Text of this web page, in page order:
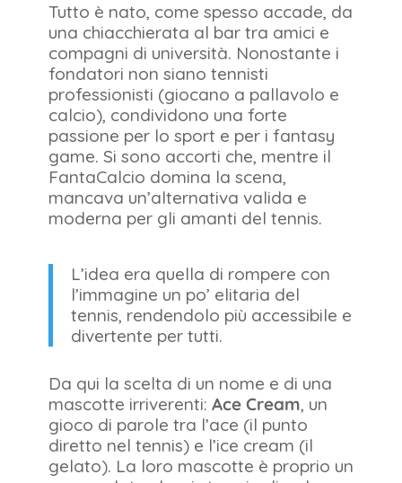
Tutto è nato, come spesso accade, da
una chiacchierata al bar tra amici e
compagni di università. Nonostante i
fondatori non siano tennisti
professionisti (giocano a pallavolo e
calcio), condividono una forte
passione per lo sport e per i fantasy
game. Si sono accorti che, mentre il
FantaCalcio domina la scena,
mancava un’alternativa valida e
moderna per gli amanti del tennis.
L’idea era quella di rompere con
l’immagine un po’ elitaria del
tennis, rendendolo più accessibile e
divertente per tutti.
Da qui la scelta di un nome e di una
mascotte irriverenti: Ace Cream, un
gioco di parole tra l’ace (il punto
diretto nel tennis) e l’ice cream (il
gelato). La loro mascotte è proprio un